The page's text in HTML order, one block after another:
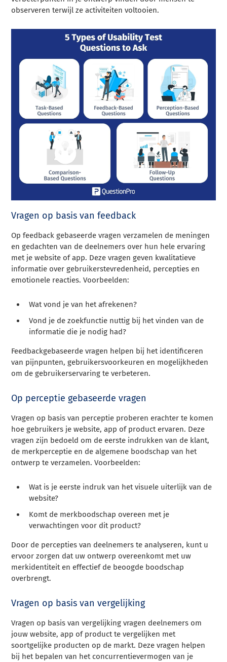
observeren terwijl ze activiteiten voltooien.
Vragen op basis van feedback
Op feedback gebaseerde vragen verzamelen de meningen
en gedachten van de deelnemers over hun hele ervaring
met je website of app. Deze vragen geven kwalitatieve
informatie over gebruikerstevredenheid, percepties en
emotionele reacties. Voorbeelden:
Wat vond je van het afrekenen?
Vond je de zoekfunctie nuttig bij het vinden van de
informatie die je nodig had?
Feedbackgebaseerde vragen helpen bij het identificeren
van pijnpunten, gebruikersvoorkeuren en mogelijkheden
om de gebruikerservaring te verbeteren.
Op perceptie gebaseerde vragen
Vragen op basis van perceptie proberen erachter te komen
hoe gebruikers je website, app of product ervaren. Deze
vragen zijn bedoeld om de eerste indrukken van de klant,
de merkperceptie en de algemene boodschap van het
ontwerp te verzamelen. Voorbeelden:
Wat is je eerste indruk van het visuele uiterlijk van de
website?
Komt de merkboodschap overeen met je
verwachtingen voor dit product?
Door de percepties van deelnemers te analyseren, kunt u
ervoor zorgen dat uw ontwerp overeenkomt met uw
merkidentiteit en effectief de beoogde boodschap
overbrengt.
Vragen op basis van vergelijking
Vragen op basis van vergelijking vragen deelnemers om
jouw website, app of product te vergelijken met
soortgelijke producten op de markt. Deze vragen helpen
bij het bepalen van het concurrentievermogen van je